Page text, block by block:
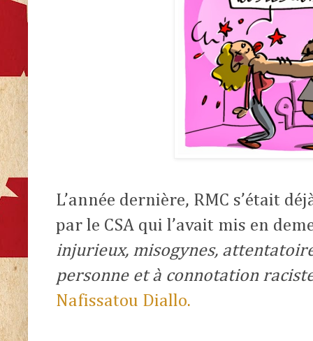
L’année dernière, RMC s’était
par le CSA qui l’avait mis en
injurieux, misogynes,
personne et à connotation
Nafissatou Diallo.